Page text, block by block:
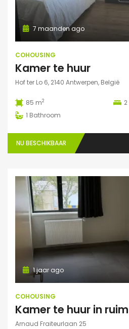
7 maanden ago
COHOUSING
Kamer te huur
Hof ter Lo 6, 2140 Antwerpen, België
85 m2 2
1 Bathroom
NU BESCHIKBAAR
1 jaar ago
COHOUSING
Arnaud Fraiteurlaan 25